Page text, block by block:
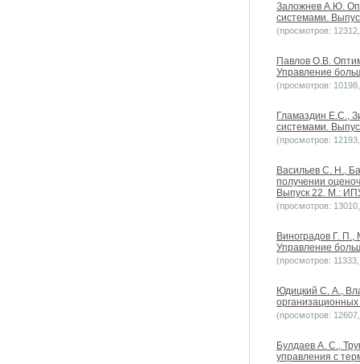
Заложнев А.Ю.
системами.
(просмотров:
Павлов О.В.
Управление
(просмотров:
Гламаздин Е.С.,
системами.
(просмотров:
Васильев С. Н.,
получении
Выпуск 22. М.:
(просмотров:
Виноградов Г. П.,
Управление
(просмотров:
Юдицкий С. А.,
(просмотров:
Булдаев А. С.,
управления с